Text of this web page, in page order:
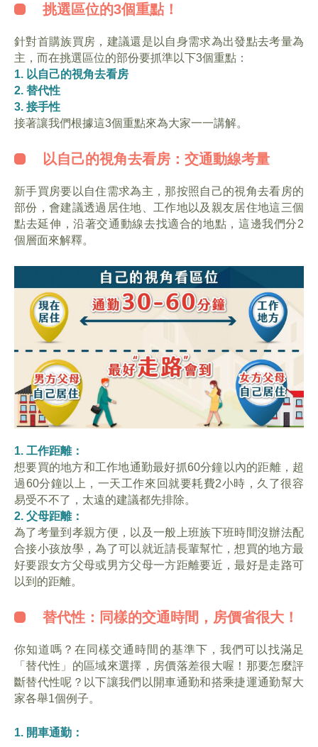
挑選區位的3個重點！
針對首購族買房，建議還是以自身需求為出發點去考量為
主，而在挑選區位的部份要抓準以下3個重點：
1. 以自己的視角去看房
2. 替代性
3. 接手性
接著讓我們根據這3個重點來為大家一一講解。
以自己的視角去看房：交通動線考量
新手買房要以自住需求為主，那按照自己的視角去看房的
部份，會建議透過居住地、工作地以及親友居住地這三個
點去延伸，沿著交通動線去找適合的地點，這邊我們分2
個層面來解釋。
1. 工作距離：
想要買的地方和工作地通勤最好抓60分鐘以內的距離，超
過60分鐘以上，一天工作來回就要耗費2小時，久了很容
易受不不了，太遠的建議都先排除。
2. 父母距離：
為了考量到孝親方便，以及一般上班族下班時間沒辦法配
合接小孩放學，為了可以就近請長輩幫忙，想買的地方最
好要跟女方父母或男方父母一方距離要近，最好是走路可
以到的距離。
替代性：同樣的交通時間，房價省很大！
你知道嗎？在同樣交通時間的基準下，我們可以找滿足
「替代性」的區域來選擇，房價落差很大喔！那要怎麼評
斷替代性呢？以下讓我們以開車通勤和搭乘捷運通勤幫大
家各舉1個例子。
1. 開車通勤：